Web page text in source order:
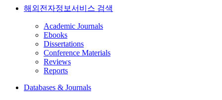
해외전자정보서비스 검색
Academic Journals
Ebooks
Dissertations
Conference Materials
Reviews
Reports
Databases & Journals